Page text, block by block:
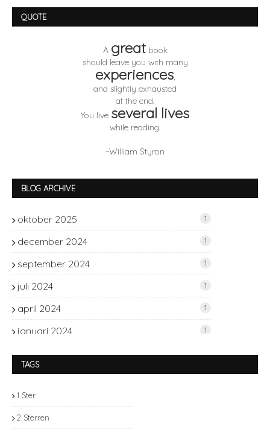
QUOTE
A greatbook
should leave you with many
experiences,
and slightly exhausted
at the end.
You live several lives
while reading.
~William Styron
BLOG ARCHIVE
oktober 2025 1
december 2024 1
september 2024 1
juli 2024 1
april 2024 1
januari 2024 1
november 2023
oktober 2023 1
september 2023
juli 2023
TAGS
1 Ster
2 Sterren